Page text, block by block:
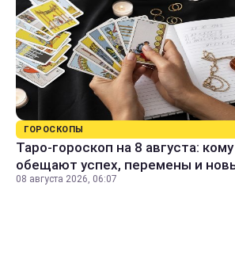
ГОРОСКОПЫ
Таро-гороскоп на 8 августа:
обещают успех, перемены и
08 августа 2026, 06:07